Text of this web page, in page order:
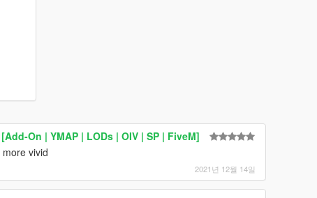
On | YMAP | LODs | OIV | SP | FiveM]
vivid
2021년 12월 14일